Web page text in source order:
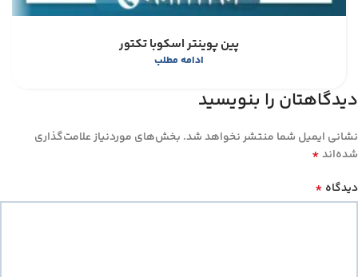
پین پوینتر اسکوبا تکتور
ادامه مطلب
دیدگاهتان را بنویسید
نشانی ایمیل شما منتشر نخواهد شد. بخش‌های موردنیاز علامت‌گذاری
شده‌اند*
دیدگاه *